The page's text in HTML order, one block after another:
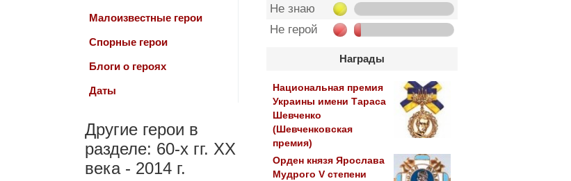
Не знаю
Не герой
Награды
Национальная премия
Украины имени Тараса
Шевченко
(Шевченковская
премия)
Орден князя Ярослава
Мудрого V степени
Малоизвестные герои
Спорные герои
Блоги о героях
Даты
Другие герои в
разделе: 60-х гг. ХХ
века - 2014 г.